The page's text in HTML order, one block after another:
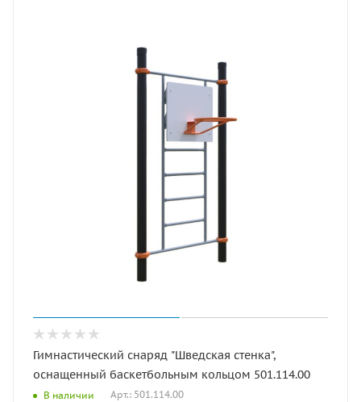
Гимнастический снаряд "Шведская стенка",
оснащенный баскетбольным кольцом 501.114.00
В наличии Арт.: 501.114.00